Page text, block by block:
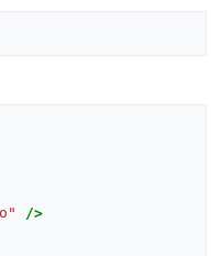
/>